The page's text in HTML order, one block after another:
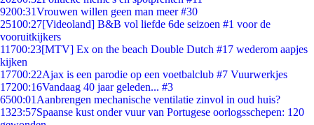
9200:31Vrouwen willen geen man meer #30
25100:27[Videoland] B&B vol liefde 6de seizoen #1 voor de
vooruitkijkers
11700:23[MTV] Ex on the beach Double Dutch #17 wederom aapjes
kijken
17700:22Ajax is een parodie op een voetbalclub #7 Vuurwerkjes
17200:16Vandaag 40 jaar geleden... #3
6500:01 Aanbrengen mechanische ventilatie zinvol in oud huis?
1323:57Spaanse kust onder vuur van Portugese oorlogsschepen: 120